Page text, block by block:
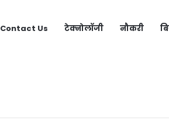
Contact Us टेक्नोलॉजी नौकरी